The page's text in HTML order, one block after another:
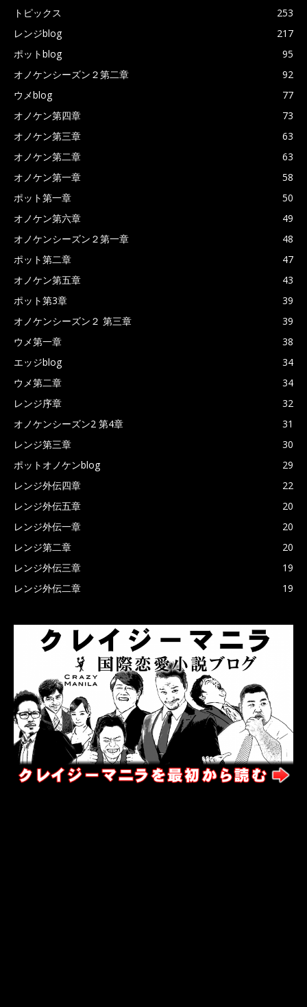
トピックス
253
レンジblog
217
ポットblog
95
オノケンシーズン２第二章
92
ウメblog
77
オノケン第四章
73
オノケン第三章
63
オノケン第二章
63
オノケン第一章
58
ポット第一章
50
オノケン第六章
49
オノケンシーズン２第一章
48
ポット第二章
47
オノケン第五章
43
ポット第3章
39
オノケンシーズン２ 第三章
39
ウメ第一章
38
エッジblog
34
ウメ第二章
34
レンジ序章
32
オノケンシーズン2 第4章
31
レンジ第三章
30
ポットオノケンblog
29
レンジ外伝四章
22
レンジ外伝五章
20
レンジ外伝一章
20
レンジ第二章
20
レンジ外伝三章
19
レンジ外伝二章
19